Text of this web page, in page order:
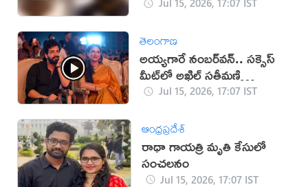
Jul 15, 2026, 17:07 IST
తెలంగాణ
అయ్యగారే నంబర్‌వన్.. సక్సెస్‌
మీట్‌లో అఖిల్ సతీమణి
(వీడియో)
Jul 15, 2026, 17:07 IST
ఆంధ్రప్రదేశ్
రాధా గాయత్రి మృతి కేసులో
సంచలనం
Jul 15, 2026, 17:07 IST